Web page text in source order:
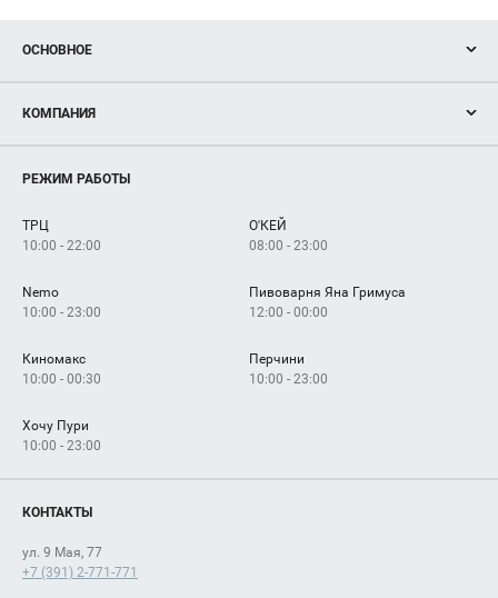
ОСНОВНОЕ
Новости
Магазины
Услуги
КОМПАНИЯ
Рекламодателям
Как добраться
РЕЖИМ РАБОТЫ
ТРЦ
10:00 - 22:00
О'КЕЙ
08:00 - 23:00
Nemo
10:00 - 23:00
Пивоварня Яна Гримуса
12:00 - 00:00
Киномакс
10:00 - 00:30
Перчини
10:00 - 23:00
Хочу Пури
10:00 - 23:00
КОНТАКТЫ
ул. 9 Мая, 77
+7 (391) 2-771-771